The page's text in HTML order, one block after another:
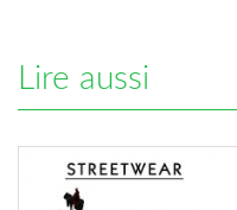
Lire aussi